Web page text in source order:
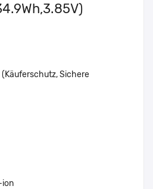
(Käuferschutz, Sichere
ion